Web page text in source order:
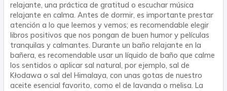
relajante, una práctica de gratitud o escuchar música
relajante en calma. Antes de dormir, es importante prestar
atención a lo que leemos y vemos; es recomendable elegir
libros positivos que nos pongan de buen humor y películas
tranquilas y calmantes. Durante un baño relajante en la
bañera, es recomendable usar un líquido de baño que calme
los sentidos o aplicar sal natural, por ejemplo, sal de
Kłodawa o sal del Himalaya, con unas gotas de nuestro
aceite esencial favorito, como el de lavanda o melisa. La